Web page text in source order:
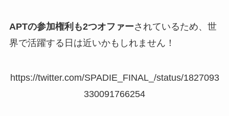
APTの参加権利も2つオファーされているため、世
界で活躍する日は近いかもしれません！
https://twitter.com/SPADIE_FINAL_/status/1827093
330091766254